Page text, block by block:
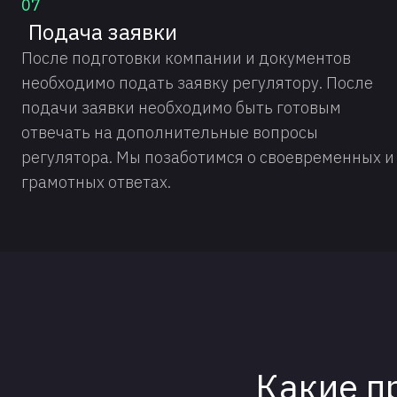
07
Подача заявки
После подготовки компании и документов
необходимо подать заявку регулятору. После
подачи заявки необходимо быть готовым
отвечать на дополнительные вопросы
регулятора. Мы позаботимся о своевременных и
грамотных ответах.
Какие